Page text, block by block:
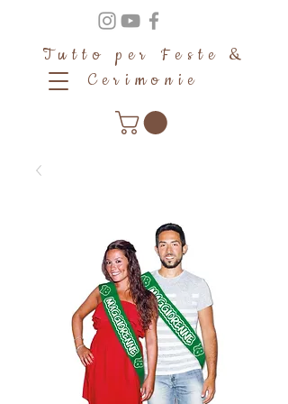
Tutto per Feste &
Cerimonie